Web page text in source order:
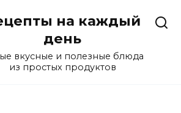
на каждый
день
вкусные и полезные блюда
из простых продуктов